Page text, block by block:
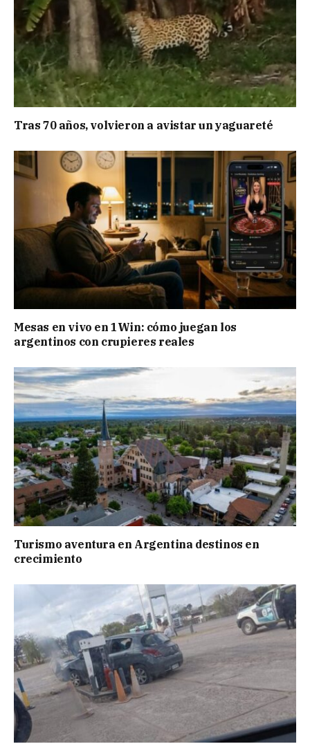
Tras 70 años, volvieron a avistar un yaguareté
Mesas en vivo en 1Win: cómo juegan los
argentinos con crupieres reales
Turismo aventura en Argentina destinos en
crecimiento